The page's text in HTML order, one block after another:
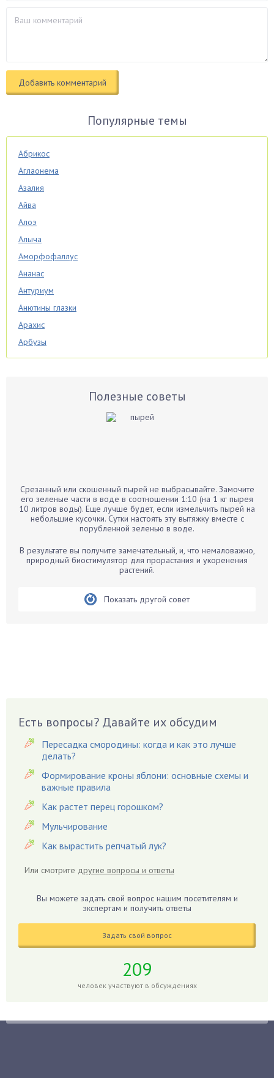
Популярные темы
Абрикос
Аглаонема
Азалия
Айва
Алоэ
Алыча
Аморфофаллус
Ананас
Антуриум
Анютины глазки
Арахис
Арбузы
Аспарагус
Бархатцы
Бегония
Бирючина
Бобовые
Вредители
Гардения
Гацания
Гвоздики
Георгины
Герань
Гиацинт
Гибискус
Гладиолусы
Голубика
Груши
Полезные советы
Срезанный или скошенный пырей не выбрасывайте. Замочите
его зеленые части в воде в соотношении 1:10 (на 1 кг пырея
10 литров воды). Еще лучше будет, если измельчить пырей на
небольшие кусочки. Сутки настоять эту вытяжку вместе с
порубленной зеленью в воде.
В результате вы получите замечательный, и, что немаловажно,
природный биостимулятор для прорастания и укоренения
растений.
Показать другой совет
Есть вопросы? Давайте их обсудим
Пересадка смородины: когда и как это лучше
делать?
Формирование кроны яблони: основные схемы и
важные правила
Как растет перец горошком?
Мульчирование
Как вырастить репчатый лук?
Или смотрите другие вопросы и ответы
Вы можете задать свой вопрос нашим посетителям и
экспертам и получить ответы
Задать свой вопрос
209
человек участвуют в обсуждениях